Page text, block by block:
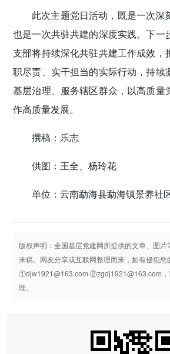
此次主题党日活动，既是一次深
也是一次共驻共建的深度实践。下一
支部将持续深化共驻共建工作成效，
职尽责、实干担当的实际行动，持续
基层治理、服务辖区群众，以高质量
作高质量发展。
撰稿：乐志
供图：王全、杨玲花
单位：云南勐海县勐海镇景养社
版权声明：全国基层党建网所提供的文章、图
来稿、网友分享或互联网整理而来，如有侵犯您
①djw1921@163.com ②zgdj1921@163.com，
理。